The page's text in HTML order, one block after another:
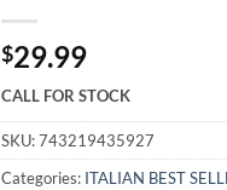
$29.99
CALL FOR STOCK
SKU:743219435927
Categories: ITALIAN BEST